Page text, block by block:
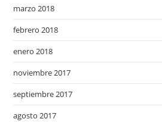
marzo 2018
febrero 2018
enero 2018
noviembre 2017
septiembre 2017
agosto 2017